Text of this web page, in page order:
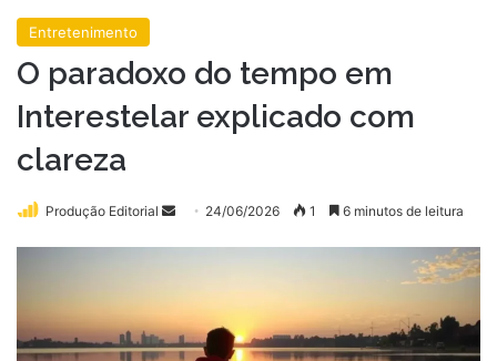
Entretenimento
O paradoxo do tempo em
Interestelar explicado com
clareza
Produção Editorial
Mande24/06/2026 1 6 minutos de leitura